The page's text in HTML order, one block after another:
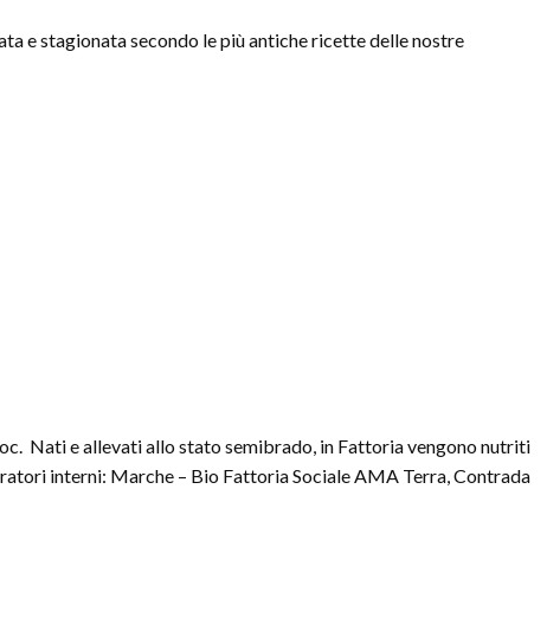
e stagionata secondo le più antiche ricette delle nostre
Nati e allevati allo stato semibrado, in Fattoria vengono nutriti
interni: Marche – Bio Fattoria Sociale AMA Terra, Contrada